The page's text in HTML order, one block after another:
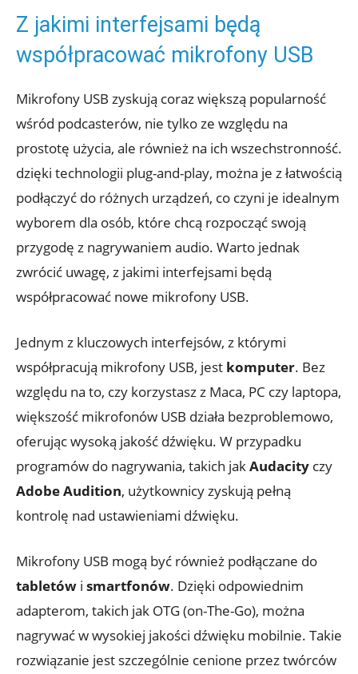
Z jakimi interfejsami będą
współpracować mikrofony USB
Mikrofony USB zyskują coraz większą popularność
wśród podcasterów, nie tylko ze względu na
prostotę użycia, ale również na ich wszechstronność.
dzięki technologii plug-and-play, można je z łatwością
podłączyć do różnych urządzeń, co czyni je idealnym
wyborem dla osób, które chcą rozpocząć swoją
przygodę z nagrywaniem audio. Warto jednak
zwrócić uwagę, z jakimi interfejsami będą
współpracować nowe mikrofony USB.
Jednym z kluczowych interfejsów, z którymi
współpracują mikrofony USB, jest komputer. Bez
względu na to, czy korzystasz z Maca, PC czy laptopa,
większość mikrofonów USB działa bezproblemowo,
oferując wysoką jakość dźwięku. W przypadku
programów do nagrywania, takich jakAudacity czy
Adobe Audition, użytkownicy zyskują pełną
kontrolę nad ustawieniami dźwięku.
Mikrofony USB mogą być również podłączane do
tabletów i smartfonów. Dzięki odpowiednim
adapterom, takich jak OTG (on-The-Go), można
nagrywać w wysokiej jakości dźwięku mobilnie. Takie
rozwiązanie jest szczególnie cenione przez twórców